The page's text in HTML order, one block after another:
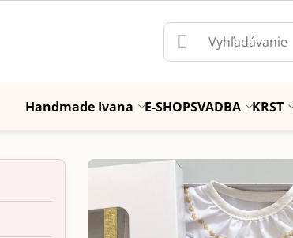
Handmade Ivana E-SHOPSVADBA KRST